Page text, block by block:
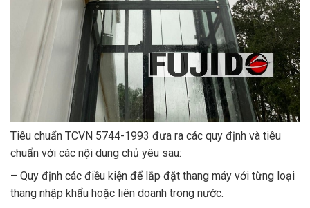
Tiêu chuẩn TCVN 5744-1993 đưa ra các quy định và tiêu
chuẩn với các nội dung chủ yêu sau:
– Quy định các điều kiện để lắp đặt thang máy với từng loại
thang nhập khẩu hoặc liên doanh trong nước.